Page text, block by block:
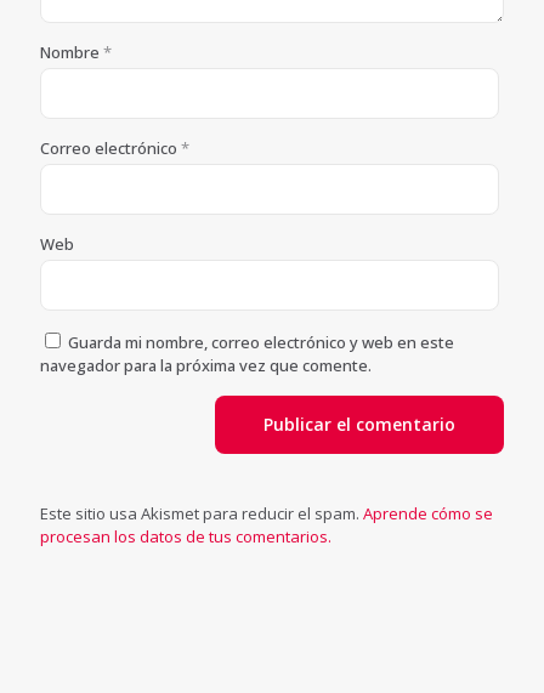
Nombre *
Correo electrónico *
Web
Guarda mi nombre, correo electrónico y web en este
navegador para la próxima vez que comente.
Este sitio usa Akismet para reducir el spam. Aprende cómo se
procesan los datos de tus comentarios.